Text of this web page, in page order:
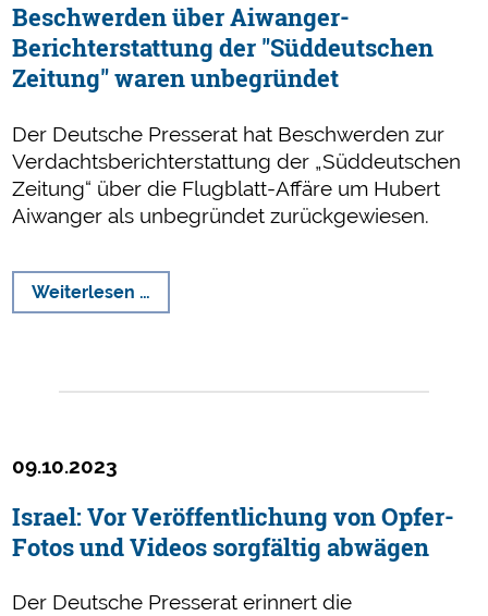
Beschwerden über Aiwanger-
Berichterstattung der "Süddeutschen
Zeitung" waren unbegründet
Der Deutsche Presserat hat Beschwerden zur
Verdachtsberichterstattung der „Süddeutschen
Zeitung“ über die Flugblatt-Affäre um Hubert
Aiwanger als unbegründet zurückgewiesen.
Weiterlesen …
über
unbegründet
09.10.2023
Israel: Vor Veröffentlichung von Opfer-
Fotos und Videos sorgfältig abwägen
Der Deutsche Presserat erinnert die